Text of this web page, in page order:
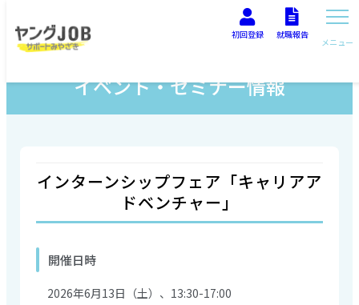
メニュー
初回登録 就職報告
イベント・セミナー情報
インターンシップフェア「キャリアア
ドベンチャー」
開催日時
2026年6月13日（土）、13:30-17:00